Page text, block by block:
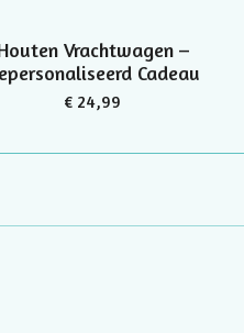
Vrachtwagen –
Cadeau
€ 24,99